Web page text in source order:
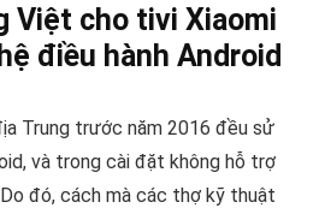
Việt cho tivi Xiaomi
điều hành Android
Trung trước năm 2016 đều sử
và trong cài đặt không hỗ trợ
đó, cách mà các thợ kỹ thuật